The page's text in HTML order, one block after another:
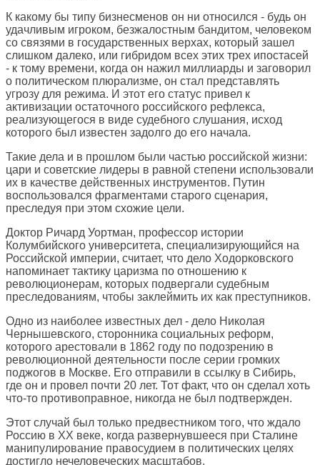
К какому бы типу бизнесменов он ни относился - будь он
удачливым игроком, безжалостным бандитом, человеком
со связями в государственных верхах, который зашел
слишком далеко, или гибридом всех этих трех ипостасей
- к тому времени, когда он нажил миллиарды и заговорил
о политическом плюрализме, он стал представлять
угрозу для режима. И этот его статус привел к
активизации остаточного российского рефлекса,
реализующегося в виде судебного слушания, исход
которого был известен задолго до его начала.
Такие дела и в прошлом были частью российской жизни:
цари и советские лидеры в равной степени использовали
их в качестве действенных инструментов. Путин
воспользовался фрагментами старого сценария,
преследуя при этом схожие цели.
Доктор Ричард Уортман, профессор истории
Колумбийского университета, специализирующийся на
Российской империи, считает, что дело Ходорковского
напоминает тактику царизма по отношению к
революционерам, которых подвергали судебным
преследованиям, чтобы заклеймить их как преступников.
Одно из наиболее известных дел - дело Николая
Чернышевского, сторонника социальных реформ,
которого арестовали в 1862 году по подозрению в
революционной деятельности после серии громких
поджогов в Москве. Его отправили в ссылку в Сибирь,
где он и провел почти 20 лет. Тот факт, что он сделал хоть
что-то противоправное, никогда не был подтвержден.
Этот случай был только предвестником того, что ждало
Россию в XX веке, когда развернувшееся при Сталине
манипулирование правосудием в политических целях
достигло нечеловеческих масштабов.